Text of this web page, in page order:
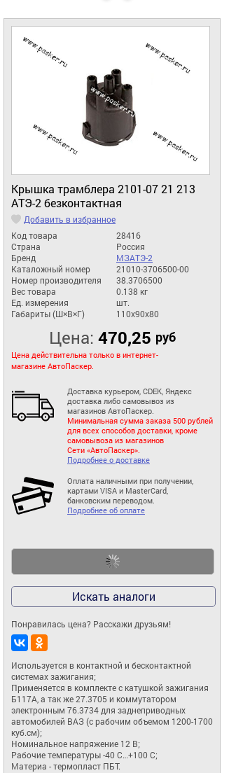
Крышка трамблера 2101-07 21 213
АТЭ-2 безконтактная
Добавить в избранное
Код товара
28416
Страна
Россия
Бренд
МЗАТЭ-2
Каталожный номер
21010-3706500-00
Номер производителя
38.3706500
Вес товара
0.138 кг
Ед. измерения
шт.
Габариты (Ш×В×Г)
110x90x80
Цена: 470,25 руб
Цена действительна только в интернет-
магазине АвтоПаскер.
Доставка курьером, CDEK, Яндекс
доставка либо самовывоз из
магазинов АвтоПаскер.
Минимальная сумма заказа 500 рублей
для всех способов доставки, кроме
самовывоза из магазинов
Сети «АвтоПаскер».
Подробнее о доставке
Оплата наличными при получении,
картами VISA и MasterCard,
банковским переводом.
Подробнее об оплате
Искать аналоги
Понравилась цена? Расскажи друзьям!
Используется в контактной и бесконтактной
системах зажигания;
Применяется в комплекте с катушкой зажигания
Б117А, а так же 27.3705 и коммутатором
электронным 76.3734 для заднеприводных
автомобилей ВАЗ (с рабочим объемом 1200-1700
куб.см);
Номинальное напряжение 12 В;
Рабочие температуры -40 С…+100 С;
Материа - термопласт ПБТ.